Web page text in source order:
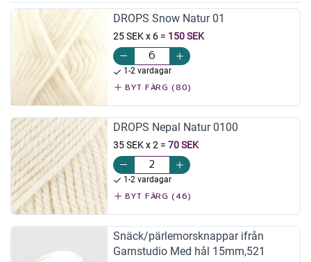
DROPS Snow Natur 01
25 SEK x 6= 150 SEK
1-2 vardagar
BYT FÄRG (80)
DROPS Nepal Natur 0100
35 SEK x 2 = 70 SEK
1-2 vardagar
BYT FÄRG (46)
Snäck/pärlemorsknappar ifrån
Garnstudio Med hål 15mm,521